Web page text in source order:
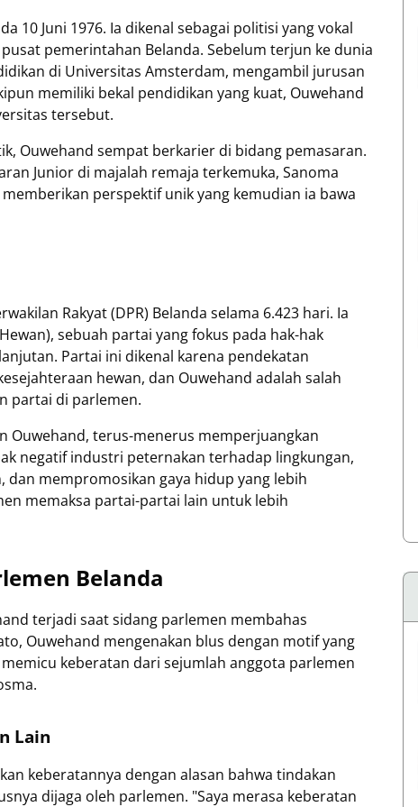
10 Juni 1976. Ia dikenal sebagai politisi yang vokal
pemerintahan Belanda. Sebelum terjun ke dunia
di Universitas Amsterdam, mengambil jurusan
memiliki bekal pendidikan yang kuat, Ouwehand
tersebut.
Ouwehand sempat berkarier di bidang pemasaran.
Junior di majalah remaja terkemuka, Sanoma
perspektif unik yang kemudian ia bawa
Rakyat (DPR) Belanda selama 6.423 hari. Ia
sebuah partai yang fokus pada hak-hak
Partai ini dikenal karena pendekatan
hewan, dan Ouwehand adalah salah
partai di parlemen.
Ouwehand, terus-menerus memperjuangkan
negatif industri peternakan terhadap lingkungan,
mempromosikan gaya hidup yang lebih
memaksa partai-partai lain untuk lebih
Belanda
terjadi saat sidang parlemen membahas
Ouwehand mengenakan blus dengan motif yang
keberatan dari sejumlah anggota parlemen
Lain
keberatannya dengan alasan bahwa tindakan
dijaga oleh parlemen. "Saya merasa keberatan